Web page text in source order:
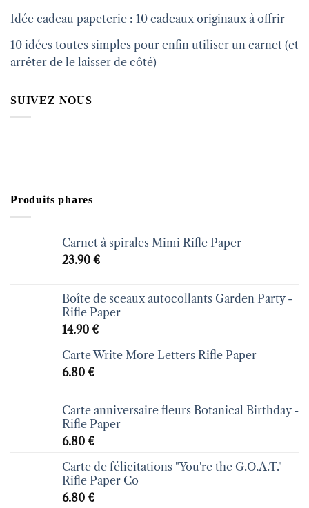
Idée cadeau papeterie : 10 cadeaux originaux à offrir
10 idées toutes simples pour enfin utiliser un carnet (et
arrêter de le laisser de côté)
SUIVEZ NOUS
Produits phares
Carnet à spirales Mimi Rifle Paper
23.90 €
Boîte de sceaux autocollants Garden Party -
Rifle Paper
14.90 €
Carte Write More Letters Rifle Paper
6.80 €
Carte anniversaire fleurs Botanical Birthday -
Rifle Paper
6.80 €
Carte de félicitations "You're the G.O.A.T."
Rifle Paper Co
6.80 €